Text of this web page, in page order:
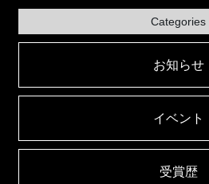
Categories
お知らせ
イベント
受賞歴